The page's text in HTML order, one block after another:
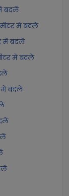
में बदलें
में बदलें
में बदलें
में बदलें
में बदलें